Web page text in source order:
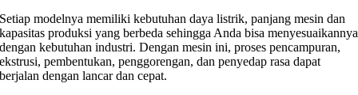
Setiap modelnya memiliki kebutuhan daya listrik, panjang mesin dan
kapasitas produksi yang berbeda sehingga Anda bisa menyesuaikannya
dengan kebutuhan industri. Dengan mesin ini, proses pencampuran,
ekstrusi, pembentukan, penggorengan, dan penyedap rasa dapat
berjalan dengan lancar dan cepat.